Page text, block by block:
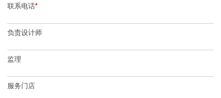
联系电话*
负责设计师
监理
服务门店